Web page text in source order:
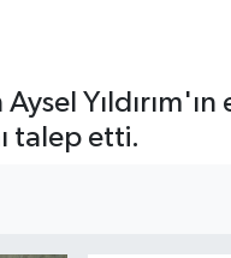
talep etti.